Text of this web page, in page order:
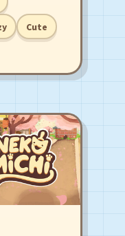
, 사냥을 해
. 만족한 손
니다.
Cute